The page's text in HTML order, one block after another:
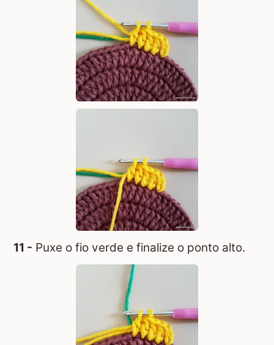
11 - Puxe o fio verde e finalize o ponto alto.